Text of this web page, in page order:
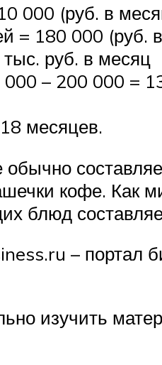
000 (руб. в
= 180 000 (руб.
руб. в месяц
– 200 000 =
месяцев.
кофе. Как
блюд
– портал
изучить